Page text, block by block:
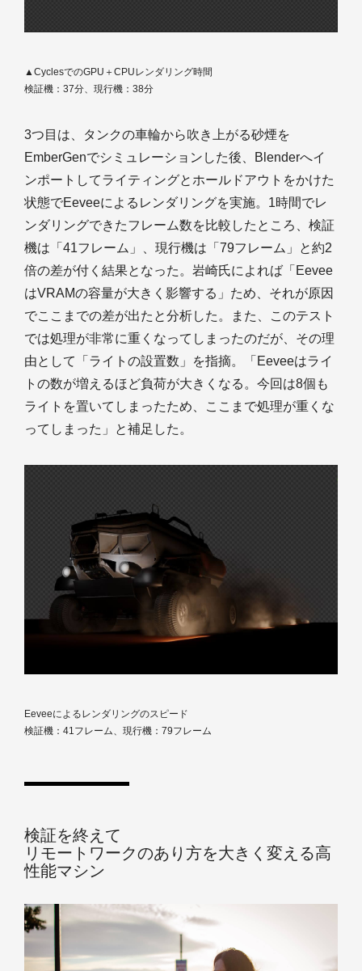
▲CyclesでのGPU＋CPUレンダリング時間
検証機：37分、現行機：38分
3つ目は、タンクの車輪から吹き上がる砂煙を
EmberGenでシミュレーションした後、Blenderへイ
ンポートしてライティングとホールドアウトをかけた
状態でEeveeによるレンダリングを実施。1時間でレ
ンダリングできたフレーム数を比較したところ、検証
機は「41フレーム」、現行機は「79フレーム」と約2
倍の差が付く結果となった。岩崎氏によれば「Eevee
はVRAMの容量が大きく影響する」ため、それが原因
でここまでの差が出たと分析した。また、このテスト
では処理が非常に重くなってしまったのだが、その理
由として「ライトの設置数」を指摘。「Eeveeはライ
トの数が増えるほど負荷が大きくなる。今回は8個も
ライトを置いてしまったため、ここまで処理が重くな
ってしまった」と補足した。
Eeveeによるレンダリングのスピード
検証機：41フレーム、現行機：79フレーム
検証を終えて
リモートワークのあり方を大きく変える高
性能マシン